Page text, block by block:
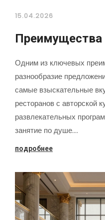
15.04.2026
Преимущества
Одним из ключевых
разнообразие
самые взыскательные
ресторанов с авторской
развлекательных
занятие по душе.…
подробнее